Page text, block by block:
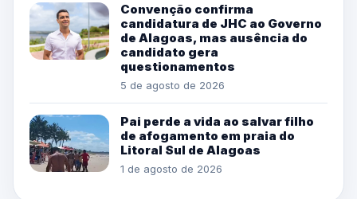
Convenção confirma
candidatura de JHC ao Governo
de Alagoas, mas ausência do
candidato gera
questionamentos
5 de agosto de 2026
Pai perde a vida ao salvar filho
de afogamento em praia do
Litoral Sul de Alagoas
1 de agosto de 2026